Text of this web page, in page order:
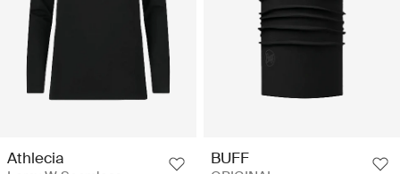
Athlecia BUFF